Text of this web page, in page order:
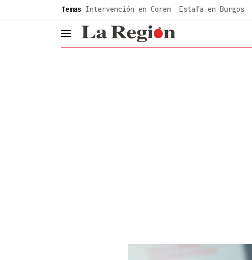
Temas Intervención en Coren Estafa en Burgos
header.menu.open